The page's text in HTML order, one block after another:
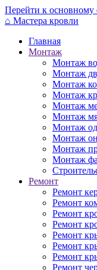
Перейти к
⌂ Мастера кровли
Главная
Монтаж
Монтаж
Монтаж
Монтаж
Монтаж
Монтаж
Монтаж
Монтаж
Монтаж
Монтаж
Монтаж
Ремонт
Ремонт
Ремонт
Ремонт
Ремонт
Ремонт
Ремонт
Ремонт
Ремонт